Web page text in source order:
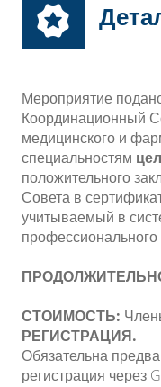
Мероприятие
Координационный
медицинского и
специальностям
положительного
Совета в
учитываемый в
профессионального
СТОИМОСТЬ:
РЕГИСТРАЦИЯ.
Обязательна
регистрация через